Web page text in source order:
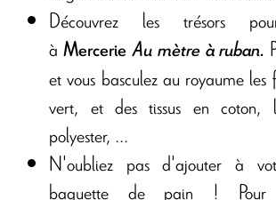
Découvrez les trésors
à MercerieAu mètre à ruban.
et vous basculez au royaume les
vert, et des tissus en coton,
polyester, ...
N'oubliez pas d'ajouter à
baguette de pain ! Pour